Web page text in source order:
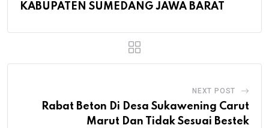
KABUPATEN SUMEDANG JAWA BARAT
NEXT POST
Rabat Beton Di Desa Sukawening Carut
Marut Dan Tidak Sesuai Bestek